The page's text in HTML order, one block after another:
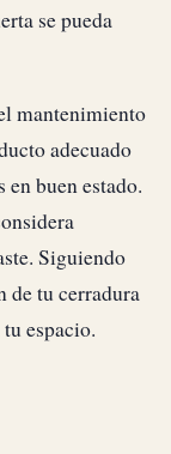
se pueda
mantenimiento
adecuado
en buen estado.
Siguiendo
de tu cerradura
espacio.